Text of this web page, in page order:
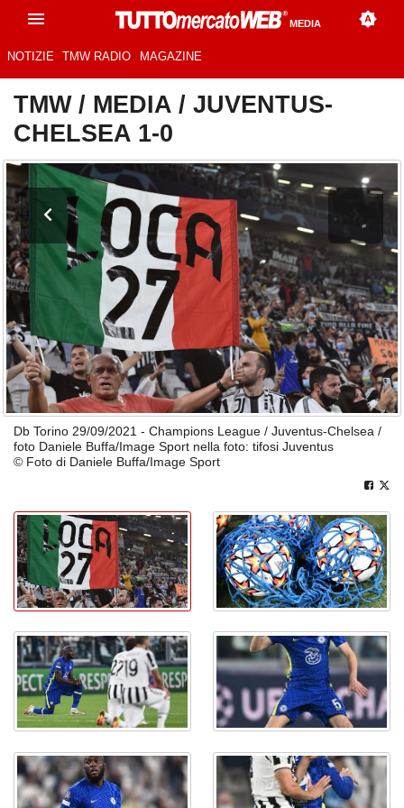
MEDIA
NOTIZIE TMW RADIO MAGAZINE
TMW/ MEDIA / JUVENTUS-
CHELSEA 1-0
Db Torino 29/09/2021 - Champions League / Juventus-Chelsea /
foto Daniele Buffa/Image Sport nella foto: tifosi Juventus
© Foto di Daniele Buffa/Image Sport